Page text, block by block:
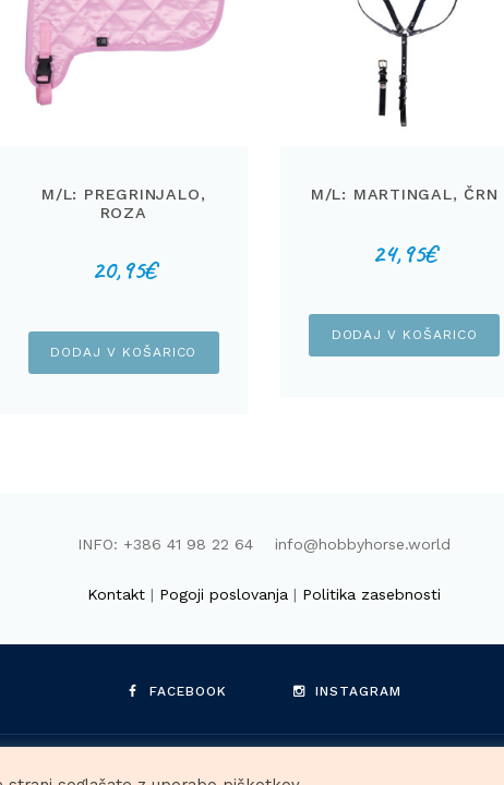
M/L: PREGRINJALO,
ROZA
20,95€
DODAJ V KOŠARICO
M/L: MARTINGAL, ČRN
24,95€
DODAJ V KOŠARICO
INFO: +386 41 98 22 64 info@hobbyhorse.world
Kontakt | Pogoji poslovanja | Politika zasebnosti
FACEBOOK INSTAGRAM